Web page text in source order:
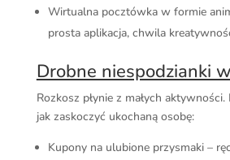
Wirtualna pocztówka w formie
prosta aplikacja, chwila
Drobne niespodzianki
Rozkosz płynie z małych aktywności.
jak zaskoczyć ukochaną osobę:
Kupony na ulubione przysmaki –